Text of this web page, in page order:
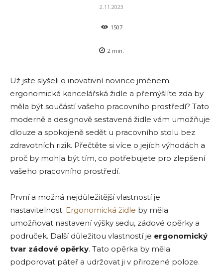
2.11.2023
1507
2 min.
Už jste slyšeli o inovativní novince jménem
ergonomická kancelářská židle a přemýšlíte zda by
měla být součástí vašeho pracovního prostředí? Tato
moderně a designově sestavená židle vám umožňuje
dlouze a spokojeně sedět u pracovního stolu bez
zdravotních rizik. Přečtěte si více o jejích výhodách a
proč by mohla být tím, co potřebujete pro zlepšení
vašeho pracovního prostředí.
První a možná nejdůležitější vlastností je
nastavitelnost. Ergonomická židle by měla
umožňovat nastavení výšky sedu, zádové opěrky a
područek. Další důležitou vlastností je ergonomický
tvar zádové opěrky. Tato opěrka by měla
podporovat páteř a udržovat ji v přirozené poloze.